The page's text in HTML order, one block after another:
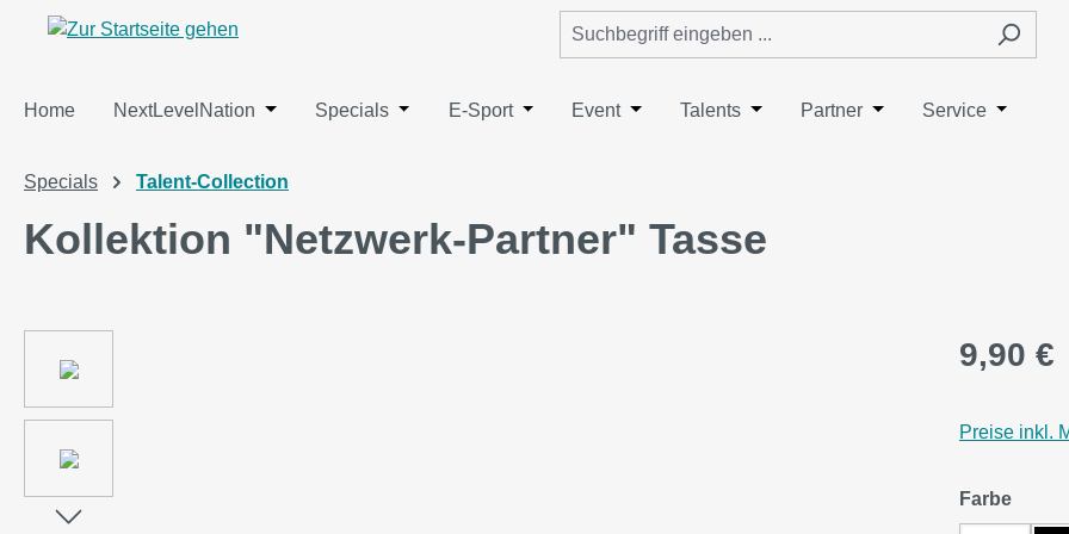
Zur Hauptnavigation springen
Home NextLevelNation Öffne oder Schließe das Dropdown der Kategorie NextLevelNation
Specials Öffne oder Schließe das Dropdown der Kategorie Specials
E-Sport Öffne oder Schließe das Dropdown der Kategorie E-Sport
Event Öffne oder Schließe das Dropdown der Kategorie
Talents Öffne oder Schließe das Dropdown
Partner Öffne oder Schließe
Service Öffne
Specials Talent-Collection
Kollektion "Netzwerk-Partner" Tasse
9,90 €
Preise inkl.
Farbe